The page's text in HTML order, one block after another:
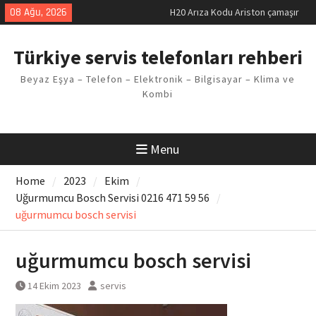
Skip
to
08 Ağu, 2026
H20 Arıza Kodu Ariston çamaşır
makinesi Sorunu
Arçelik buzdolabı F5 Hatası
Vaillant çamaşır makinesi E03
Arıza Kodu
Türkiye servis telefonları rehberi
Beyaz Eşya – Telefon – Elektronik – Bilgisayar – Klima ve
Kombi
Menu
Home 2023
Ekim
Uğurmumcu Bosch Servisi 0216 471 59 56
uğurmumcu bosch servisi
uğurmumcu bosch servisi
14 Ekim 2023 servis